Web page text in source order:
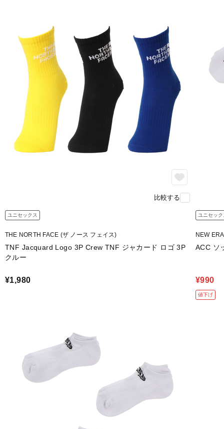
比較する
ユニセックス
THE NORTH FACE (ザ ノース フェイス)
TNF Jacquard Logo 3P Crew TNF ジャカード ロゴ 3P
クルー
¥1,980
ユニセック
NEW
ACC ソ
¥990
値下げ